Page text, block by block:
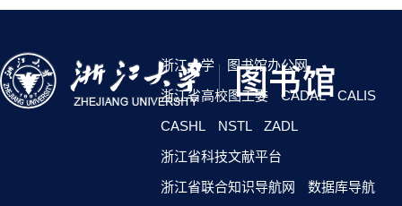
浙江大学
图书馆办公网
浙江省高校图工委
CADAL
CALIS
CASHL
NSTL
ZADL
浙江省科技文献平台
浙江省联合知识导航网
数据库导航